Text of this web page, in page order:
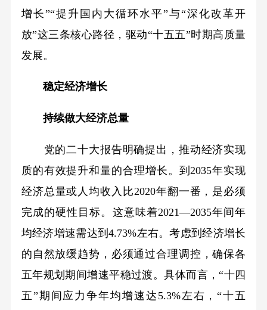
增长”“提升国内大循环水平”与“深化改革开
放”这三条核心路径，驱动“十五五”时期高质量
发展。
稳定经济增长
持续做大经济总量
党的二十大报告明确提出，推动经济实现
质的有效提升和量的合理增长。到2035年实现
经济总量或人均收入比2020年翻一番，是必须
完成的硬性目标。这意味着2021—2035年间年
均经济增速需达到4.73%左右。考虑到经济增长
的自然放缓趋势，必须通过合理调控，确保各
五年规划期间增速平稳过渡。具体而言，“十四
五”期间应力争年均增速达5.3%左右，“十五